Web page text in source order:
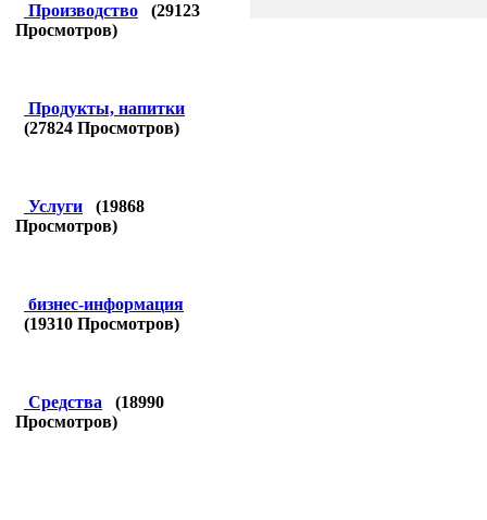
Производство (29123
Просмотров)
Продукты, напитки
(27824 Просмотров)
Услуги (19868
Просмотров)
бизнес-информация
(19310 Просмотров)
Средства (18990
Просмотров)